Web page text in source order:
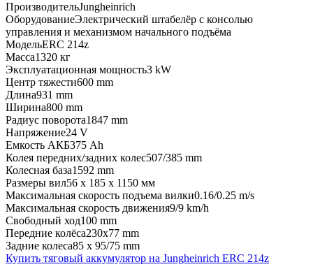
ПроизводительJungheinrich
ОборудованиеЭлектрический штабелёр с консолью
управления и механизмом начального подъёма
МодельERC 214z
Масса1320 кг
Эксплуатационная мощность3 kW
Центр тяжести600 mm
Длина931 mm
Ширина800 mm
Радиус поворота1847 mm
Напряжение24 V
Емкость АКБ375 Ah
Колея передних/задних колес507/385 mm
Колесная база1592 mm
Размеры вил56 x 185 x 1150 мм
Максимальная скорость подъема вилки0.16/0.25 m/s
Максимальная скорость движения9/9 km/h
Свободный ход100 mm
Передние колёса230x77 mm
Задние колеса85 x 95/75 mm
Купить тяговый аккумулятор на Jungheinrich ERC 214z